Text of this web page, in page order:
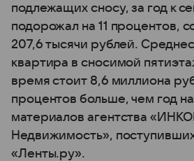
подлежащих сносу, за год к
подорожал на 11 процентов,
207,6 тысячи рублей.
квартира в сносимой
время стоит 8,6 миллиона
процентов больше, чем год
материалов агентства
Недвижимость»,
«Ленты.ру».